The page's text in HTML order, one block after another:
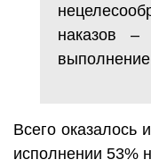
наказов –
Всего оказалось
исполнении 53%